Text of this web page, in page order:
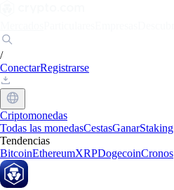
/
ConectarRegistrarse
Criptomonedas
Todas las monedasCestasGanarStaking
Tendencias
BitcoinEthereumXRPDogecoinCronos